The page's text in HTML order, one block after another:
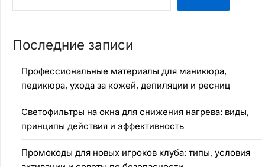
Последние записи
Профессиональные материалы для маникюра,
педикюра, ухода за кожей, депиляции и ресниц
Светофильтры на окна для снижения нагрева: виды,
принципы действия и эффективность
Промокоды для новых игроков клуба: типы, условия